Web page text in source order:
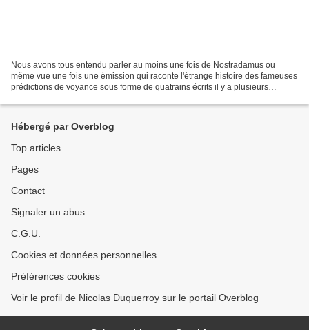
Nous avons tous entendu parler au moins une fois de Nostradamus ou
même vue une fois une émission qui raconte l'étrange histoire des fameuses
prédictions de voyance sous forme de quatrains écrits il y a plusieurs
Hébergé par Overblog
Top articles
Pages
Contact
Signaler un abus
C.G.U.
Cookies et données personnelles
Préférences cookies
Voir le profil de Nicolas Duquerroy sur le portail Overblog